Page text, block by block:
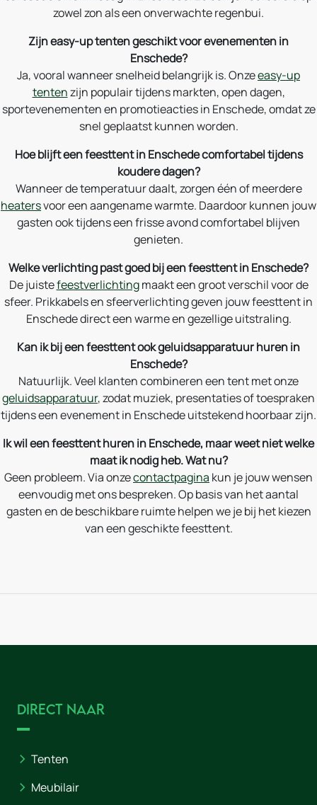
zowel zon als een onverwachte regenbui.
Zijn easy-up tenten geschikt voor evenementen in
Enschede?
Ja, vooral wanneer snelheid belangrijk is. Onzeeasy-up
tentenzijn populair tijdens markten, open dagen,
sportevenementen en promotieacties in Enschede, omdat ze
snel geplaatst kunnen worden.
Hoe blijft een feesttent in Enschede comfortabel tijdens
koudere dagen?
Wanneer de temperatuur daalt, zorgen één of meerdere
heatersvoor een aangename warmte. Daardoor kunnen jouw
gasten ook tijdens een frisse avond comfortabel blijven
genieten.
Welke verlichting past goed bij een feesttent in Enschede?
De juistefeestverlichtingmaakt een groot verschil voor de
sfeer. Prikkabels en sfeerverlichting geven jouw feesttent in
Enschede direct een warme en gezellige uitstraling.
Kan ik bij een feesttent ook geluidsapparatuur huren in
Enschede?
Natuurlijk. Veel klanten combineren een tent met onze
geluidsapparatuur, zodat muziek, presentaties of toespraken
tijdens een evenement in Enschede uitstekend hoorbaar zijn.
Ik wil een feesttent huren in Enschede, maar weet niet welke
maat ik nodig heb. Wat nu?
Geen probleem. Via onzecontactpagina kun je jouw wensen
eenvoudig met ons bespreken. Op basis van het aantal
gasten en de beschikbare ruimte helpen we je bij het kiezen
van een geschikte feesttent.
Direct naar
Tenten
Meubilair